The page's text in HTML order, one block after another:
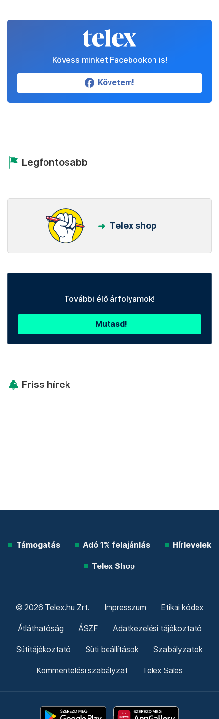
Kövess minket Facebookon is!
Követem!
Legfontosabb
Telex shop
További élő árfolyamok!
Mutasd!
Friss hírek
Támogatás Adó 1% felajánlás Hírlevelek
Telex Shop
© 2026 Telex.hu Zrt. Impresszum Etikai kódex
Átláthatóság ÁSZF Adatkezelési tájékoztató
Sütitájékoztató Süti beállítások Szabályzatok
Kommentelési szabályzat Telex Sales